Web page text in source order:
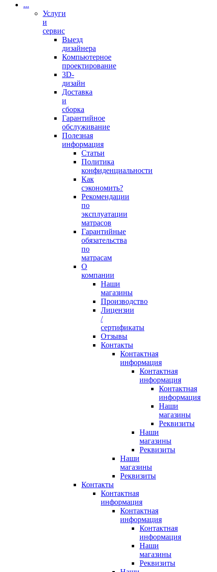
...
Услуги
и
сервис
Выезд
дизайнера
Компьютерное
проектирование
3D-
дизайн
Доставка
и
сборка
Гарантийное
обслуживание
Полезная
информация
Статьи
Политика
конфиденциальности
Как
сэкономить?
Рекомендации
по
эксплуатации
матрасов
Гарантийные
обязательства
по
матрасам
О
компании
Наши
магазины
Производство
Лицензии
/
сертификаты
Отзывы
Контакты
Контактная
информация
Контактная
информация
Контактная
информация
Наши
магазины
Реквизиты
Наши
магазины
Реквизиты
Наши
магазины
Реквизиты
Контакты
Контактная
информация
Контактная
информация
Контактная
информация
Наши
магазины
Реквизиты